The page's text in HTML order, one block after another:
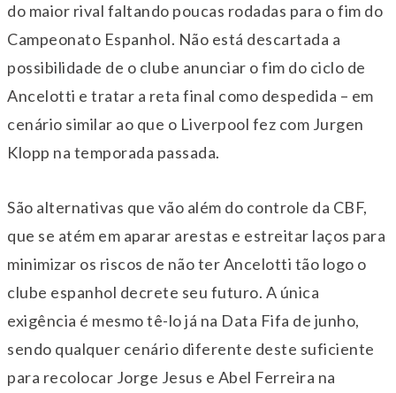
do maior rival faltando poucas rodadas para o fim do
Campeonato Espanhol. Não está descartada a
possibilidade de o clube anunciar o fim do ciclo de
Ancelotti e tratar a reta final como despedida – em
cenário similar ao que o Liverpool fez com Jurgen
Klopp na temporada passada.
São alternativas que vão além do controle da CBF,
que se atém em aparar arestas e estreitar laços para
minimizar os riscos de não ter Ancelotti tão logo o
clube espanhol decrete seu futuro. A única
exigência é mesmo tê-lo já na Data Fifa de junho,
sendo qualquer cenário diferente deste suficiente
para recolocar Jorge Jesus e Abel Ferreira na